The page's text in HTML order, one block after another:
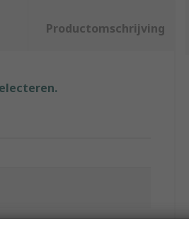
Productomschrijving